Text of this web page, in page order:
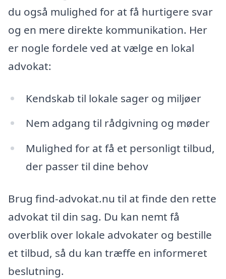
du også mulighed for at få hurtigere svar
og en mere direkte kommunikation. Her
er nogle fordele ved at vælge en lokal
advokat:
Kendskab til lokale sager og miljøer
Nem adgang til rådgivning og møder
Mulighed for at få et personligt tilbud,
der passer til dine behov
Brug find-advokat.nu til at finde den rette
advokat til din sag. Du kan nemt få
overblik over lokale advokater og bestille
et tilbud, så du kan træffe en informeret
beslutning.